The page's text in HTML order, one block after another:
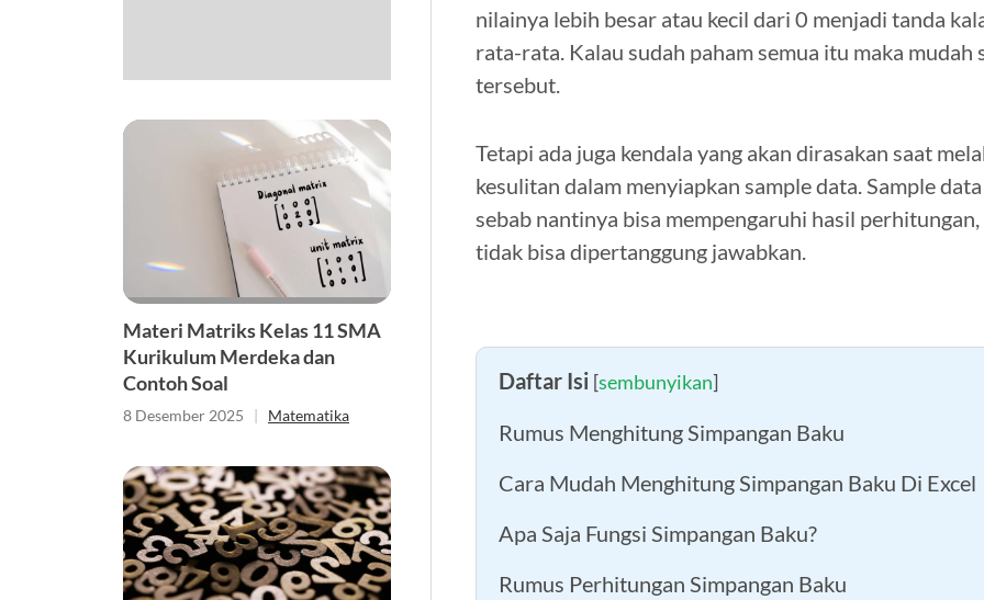
Materi Matriks Kelas 11 SMA
Kurikulum Merdeka dan
Contoh Soal
8 Desember 2025 | Matematika
nilainya lebih besar atau kecil dari 0 menjadi tanda
rata-rata. Kalau sudah paham semua itu maka
tersebut.
Tetapi ada juga kendala yang akan dirasakan saat
kesulitan dalam menyiapkan sample data. Sample
sebab nantinya bisa mempengaruhi hasil
tidak bisa dipertanggung jawabkan.
Daftar Isi [sembunyikan]
Rumus Menghitung Simpangan Baku
Cara Mudah Menghitung Simpangan Baku Di Excel
Apa Saja Fungsi Simpangan Baku?
Rumus Perhitungan Simpangan Baku